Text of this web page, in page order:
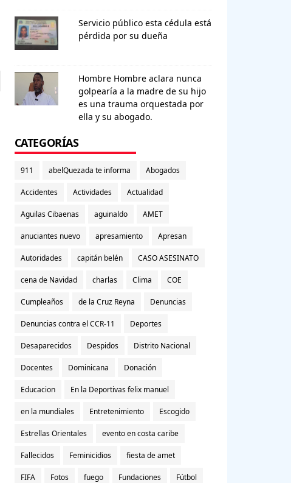
Servicio público esta cédula está
pérdida por su dueña
Hombre Hombre aclara nunca
golpearía a la madre de su hijo
es una trauma orquestada por
ella y su abogado.
CATEGORÍAS
911 abelQuezada te informa Abogados
Accidentes Actividades Actualidad
Aguilas Cibaenas aguinaldo AMET
anuciantes nuevo apresamiento Apresan
Autoridades capitán belén CASO ASESINATO
cena de Navidad charlas Clima COE
Cumpleaños de la Cruz Reyna Denuncias
Denuncias contra el CCR-11 Deportes
Desaparecidos Despidos Distrito Nacional
Docentes Dominicana Donación
Educacion En la Deportivas felix manuel
en la mundiales Entretenimiento Escogido
Estrellas Orientales evento en costa caribe
Fallecidos Feminicidios fiesta de amet
FIFA Fotos fuego Fundaciones Fútbol